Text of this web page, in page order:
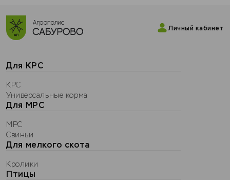
Личный кабинет
Для КРС
КРС
Универсальные корма
Для МРС
МРС
Свиньи
Для мелкого скота
Кролики
Птицы